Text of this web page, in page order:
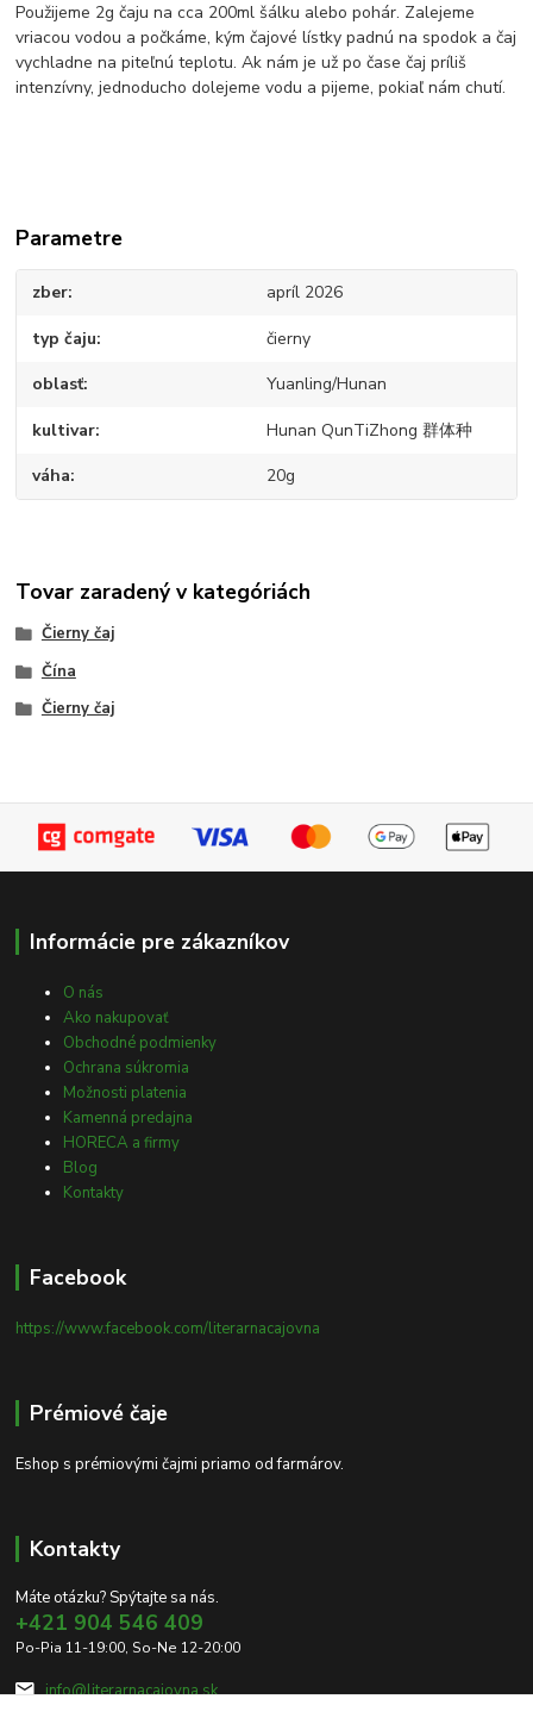
Použijeme 2g čaju na cca 200ml šálku alebo pohár. Zalejeme
vriacou vodou a počkáme, kým čajové lístky padnú na spodok a čaj
vychladne na piteľnú teplotu. Ak nám je už po čase čaj príliš
intenzívny, jednoducho dolejeme vodu a pijeme, pokiaľ nám chutí.
Parametre
zber apríl 2026
typ čaju čierny
oblasť Yuanling/Hunan
kultivar Hunan QunTiZhong 群体种
váha 20g
Tovar zaradený v kategóriách
Čierny čaj
Čína
Čierny čaj
Informácie pre zákazníkov
O nás
Ako nakupovať
Obchodné podmienky
Ochrana súkromia
Možnosti platenia
Kamenná predajna
HORECA a firmy
Blog
Kontakty
Facebook
https://www.facebook.com/literarnacajovna
Prémiové čaje
Eshop s prémiovými čajmi priamo od farmárov.
Kontakty
Máte otázku? Spýtajte sa nás.
+421 904 546 409
Po-Pia 11-19:00, So-Ne 12-20:00
info@literarnacajovna.sk